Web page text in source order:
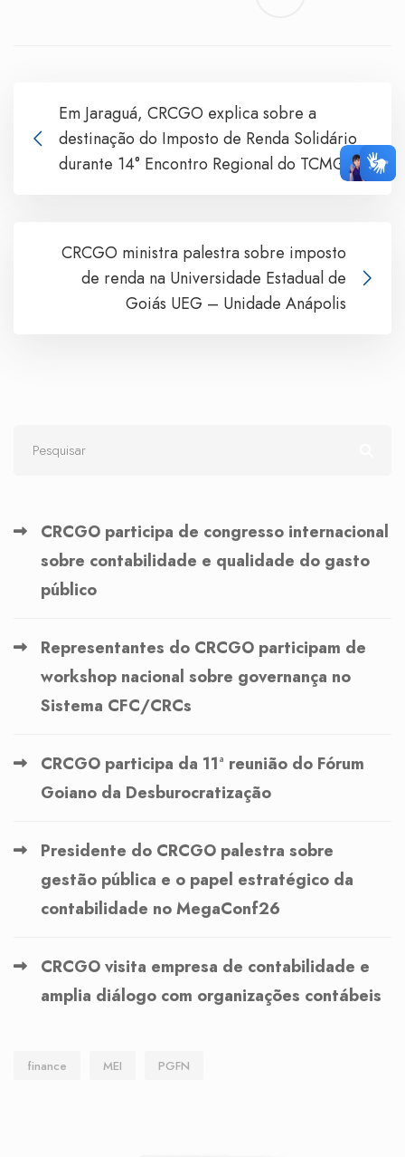
Em Jaraguá, CRCGO explica sobre a
destinação do Imposto de Renda Solidário
durante 14° Encontro Regional do TCMGO
CRCGO ministra palestra sobre imposto
de renda na Universidade Estadual de
Goiás UEG – Unidade Anápolis
CRCGO participa de congresso internacional
sobre contabilidade e qualidade do gasto
público
Representantes do CRCGO participam de
workshop nacional sobre governança no
Sistema CFC/CRCs
CRCGO participa da 11ª reunião do Fórum
Goiano da Desburocratização
Presidente do CRCGO palestra sobre
gestão pública e o papel estratégico da
contabilidade no MegaConf26
CRCGO visita empresa de contabilidade e
amplia diálogo com organizações contábeis
finance MEI PGFN